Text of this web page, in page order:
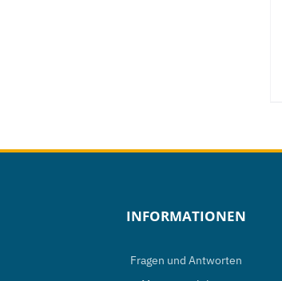
INFORMATIONEN
Fragen und Antworten